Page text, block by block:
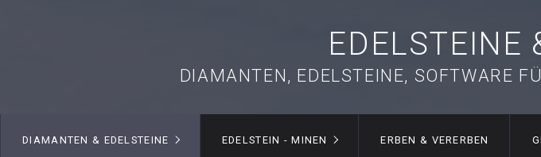
EDELSTEINE
DIAMANTEN, EDELSTEINE, SOFTWARE
DIAMANTEN & EDELSTEINE EDELSTEIN - MINEN ERBEN & VERERBEN